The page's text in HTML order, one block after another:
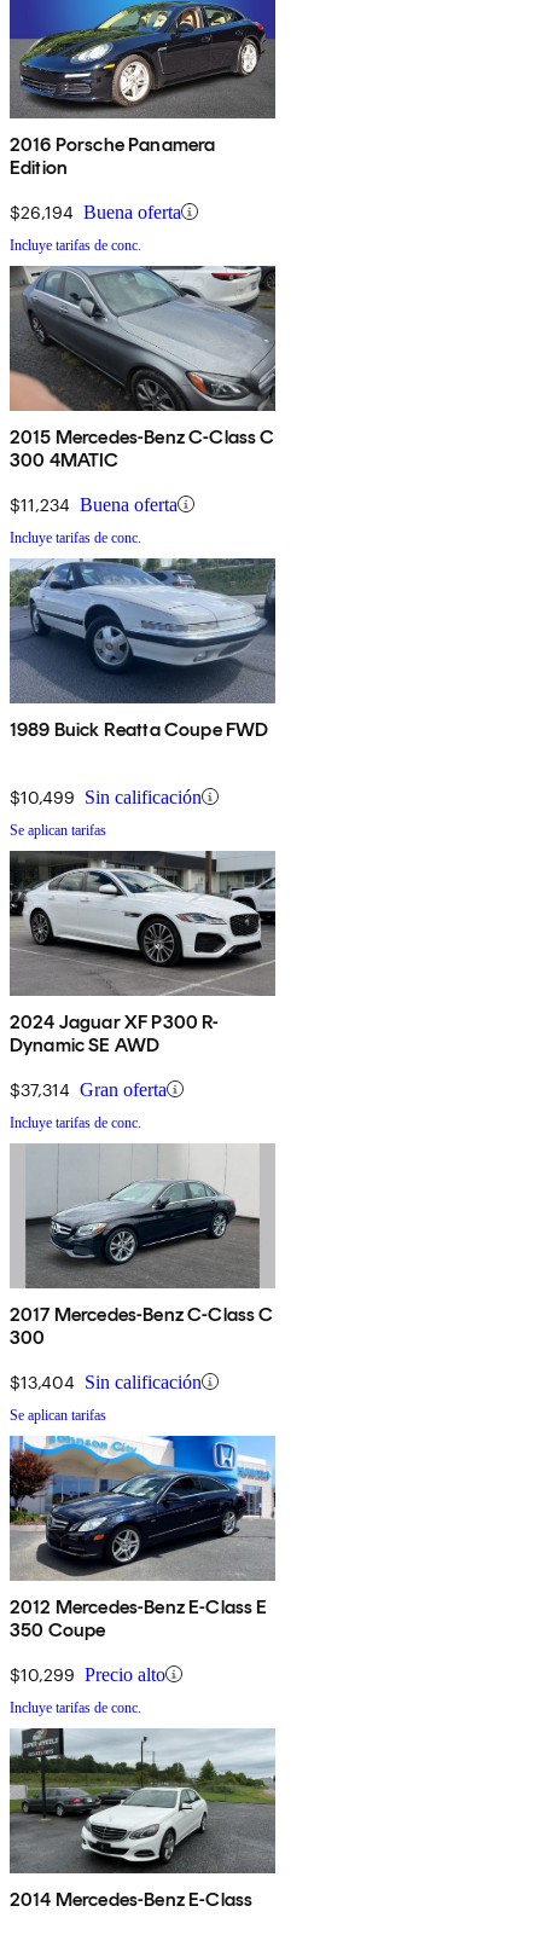
2016 Porsche Panamera
Edition
$26,194 Buena oferta
Incluye tarifas de conc.
2015 Mercedes-Benz C-Class C
300 4MATIC
$11,234 Buena oferta
Incluye tarifas de conc.
1989 Buick Reatta Coupe FWD
$10,499 Sin calificación
Se aplican tarifas
2024 Jaguar XF P300 R-
Dynamic SE AWD
$37,314 Gran oferta
Incluye tarifas de conc.
2017 Mercedes-Benz C-Class C
300
$13,404 Sin calificación
Se aplican tarifas
2012 Mercedes-Benz E-Class E
350 Coupe
$10,299 Precio alto
Incluye tarifas de conc.
2014 Mercedes-Benz E-Class